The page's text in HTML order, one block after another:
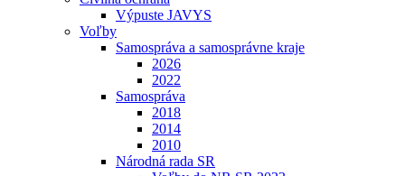
Výpuste JAVYS
Voľby
Samospráva a samosprávne kraje
2026
2022
Samospráva
2018
2014
2010
Národná rada SR